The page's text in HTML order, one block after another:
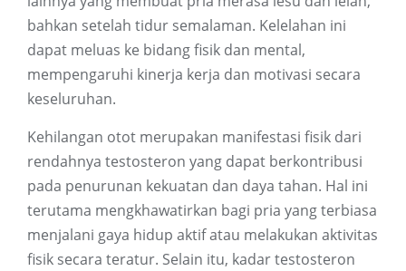
bahkan setelah tidur semalaman. Kelelahan ini
dapat meluas ke bidang fisik dan mental,
mempengaruhi kinerja kerja dan motivasi secara
keseluruhan.
Kehilangan otot merupakan manifestasi fisik dari
rendahnya testosteron yang dapat berkontribusi
pada penurunan kekuatan dan daya tahan. Hal ini
terutama mengkhawatirkan bagi pria yang terbiasa
menjalani gaya hidup aktif atau melakukan aktivitas
fisik secara teratur. Selain itu, kadar testosteron